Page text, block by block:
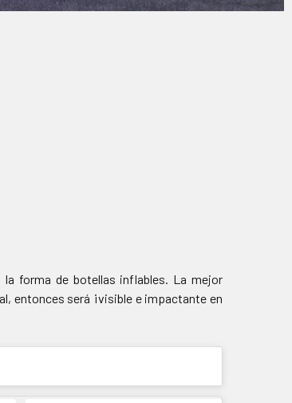
forma de botellas inflables. La mejor
entonces será ¡visible e impactante en